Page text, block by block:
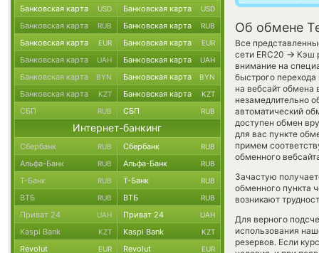
Об обмене
Все
сети ERC20 → Кэш
внимание на
быстрого
на вебсайт
незамедлительно
автоматический
доступен обмен
для вас пункте
примем
обменного
Зачастую
обменного пункта
возникают
Для верного
использования
резервов. Если
Банковская карта USD Банковская карта USD
Банковская карта RUB Банковская карта RUB
Банковская карта EUR Банковская карта EUR
Банковская карта UAH Банковская карта UAH
Банковская карта BYN Банковская карта BYN
Банковская карта KZT Банковская карта KZT
СБП RUB СБП RUB
Интернет-банкинг
Сбербанк RUB Сбербанк RUB
Альфа-Банк RUB Альфа-Банк RUB
Т-Банк RUB Т-Банк RUB
ВТБ RUB ВТБ RUB
Приват 24 UAH Приват 24 UAH
Kaspi Bank KZT Kaspi Bank KZT
Revolut EUR Revolut EUR